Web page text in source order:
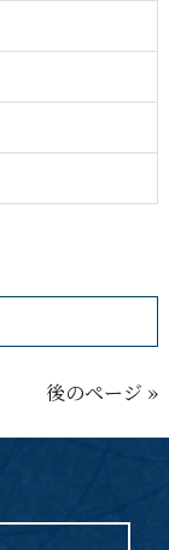
後のページ »